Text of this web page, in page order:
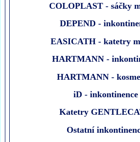
COLOPLAST - sáčky
DEPEND -
EASICATH - katetry
HARTMANN -
HARTMANN -
iD - inkontinence
Katetry
Ostatní